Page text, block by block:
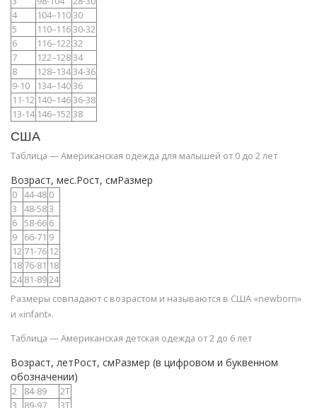
4
104–11030
5
110–11630-32
6
116–12232
7
122–12834
8
128–13434-36
9-10
134–14036
11-12 140–14636-38
13-14 146–15238
США
Таблица — Американская одежда для малышей от 0 до 2 лет
Возраст, мес.Рост, смРазмер
0 44-48 0
3
48-583
6 58-66 6
9
66-71 9
12 71-76 12
18 76-81 18
24 81-8924
Размеры совпадают с возрастом и называются в США «newborn»
и «infant».
Таблица — Американская детская одежда от 2 до 6 лет
Возраст, летРост, смРазмер (в цифровом и буквенном
обозначении)
2 84-89
2Т
3
89-97 3Т